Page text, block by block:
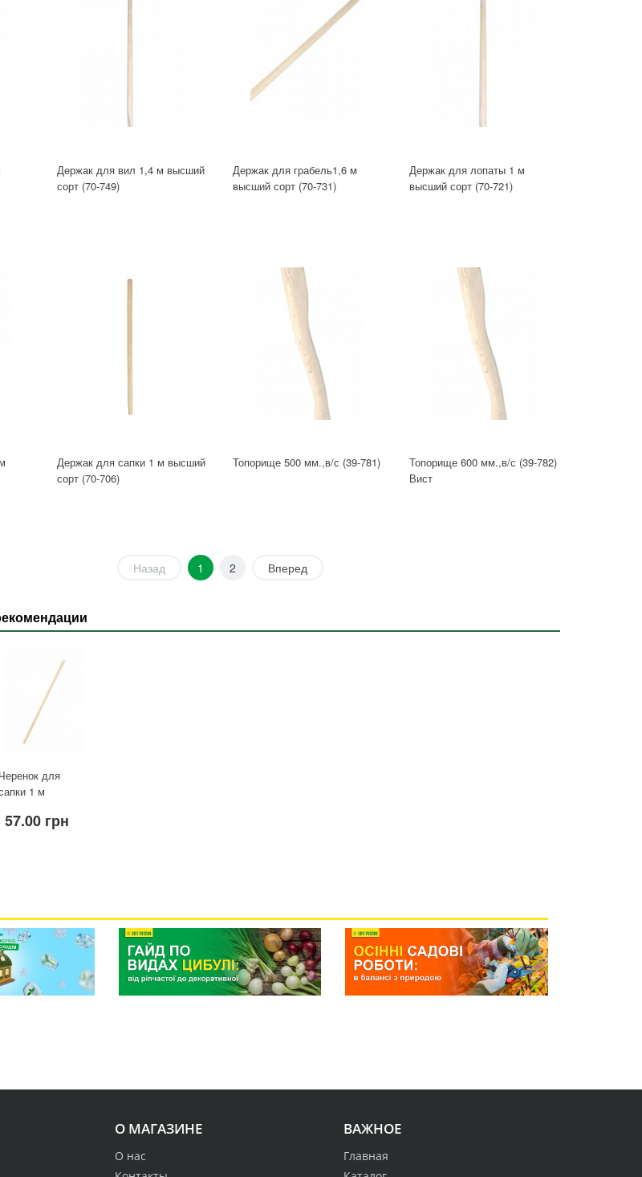
Держак для вил 1,4 м высший
сорт (70-749)
Держак для грабель1,6 м
высший сорт (70-731)
Держак для лопаты 1 м
высший сорт (70-721)
Держак для сапки 1 м высший
сорт (70-706)
Топорище 500 мм.,в/с (39-781)
Топорище 600 мм.,в/с (39-782)
Вист
Назад 1 2 Вперед
Черенок для
1 м
57.00 грн
О МАГАЗИНЕ
О нас
ВАЖНОЕ
Главная